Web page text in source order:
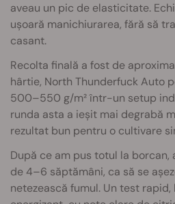
aveau un pic de elasticitate.
ușoară manichiurarea, fără să
casant.
Recolta finală a fost de
hârtie, North Thunderfuck Auto
500–550 g/m² într-un setup
runda asta a ieșit mai degrabă
rezultat bun pentru o cultivare
După ce am pus totul la
de 4–6 săptămâni, ca să se
netezească fumul. Un test